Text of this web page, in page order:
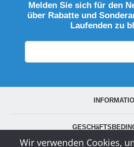
Melden Sie sich für den
über Rabatte und
Laufenden zu
Wir verwenden Cookies,